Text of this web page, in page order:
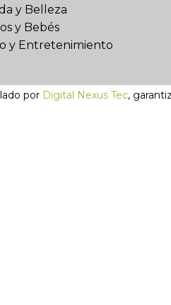
y Belleza
y Bebés
y Entretenimiento
por Digital Nexus Tec,